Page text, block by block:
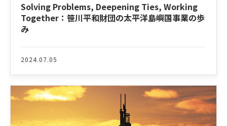
Solving Problems, Deepening Ties, Working
Together：笹川平和財団の太平洋島嶼国事業の歩
み
2024.07.05